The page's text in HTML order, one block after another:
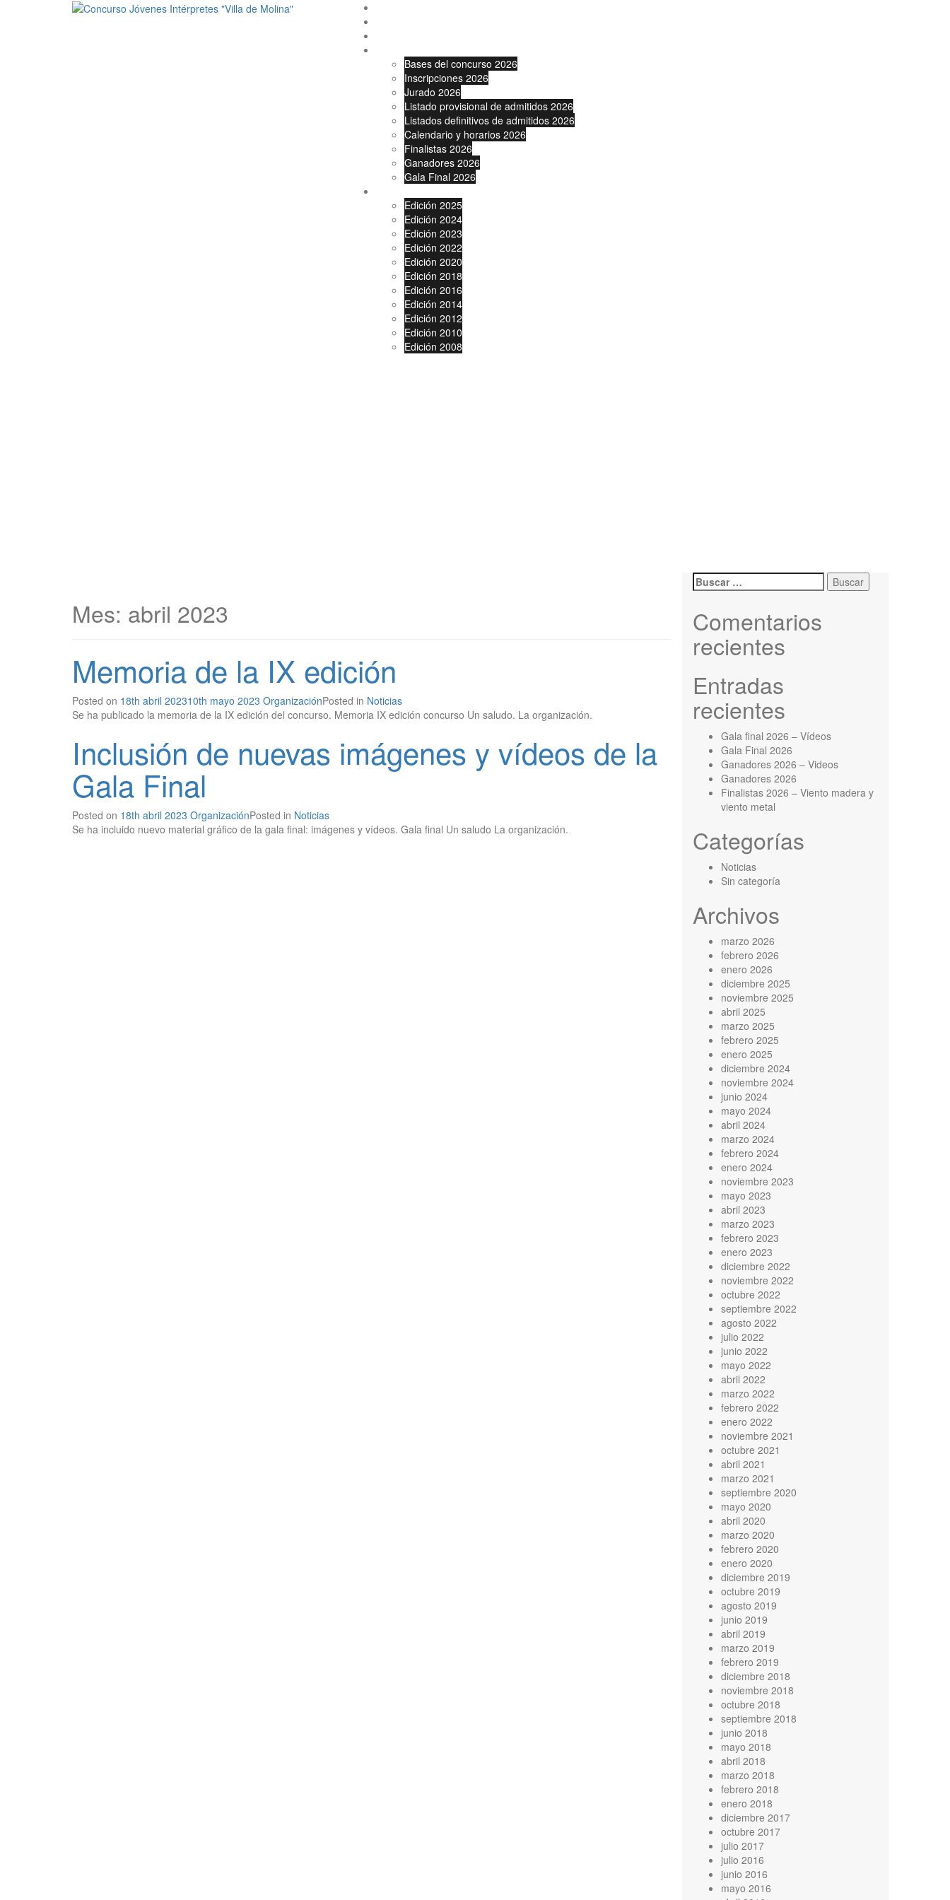
Bases del concurso 2026
Inscripciones 2026
Jurado 2026
Listado provisional de admitidos 2026
Listados definitivos de admitidos 2026
Calendario y horarios 2026
Finalistas 2026
Ganadores 2026
Gala Final 2026
Edición 2025
Edición 2024
Edición 2023
Edición 2022
Edición 2020
Edición 2018
Edición 2016
Edición 2014
Edición 2012
Edición 2010
Edición 2008
Mes: abril 2023
Memoria de la IX edición
Posted on 18th abril 202310th mayo 2023 OrganizaciónPosted in Noticias
Se ha publicado la memoria de la IX edición del concurso. Memoria IX edición concurso Un saludo. La organización.
Inclusión de nuevas imágenes y vídeos de la
Gala Final
Posted on 18th abril 2023 OrganizaciónPosted in Noticias
Se ha incluido nuevo material gráfico de la gala final: imágenes y vídeos. Gala final Un saludo La organización.
Comentarios
recientes
Entradas
recientes
Gala final 2026 – Vídeos
Gala Final 2026
Ganadores 2026 – Videos
Ganadores 2026
Finalistas 2026 – Viento madera y
viento metal
Categorías
Noticias
Sin categoría
Archivos
marzo 2026
febrero 2026
enero 2026
diciembre 2025
noviembre 2025
abril 2025
marzo 2025
febrero 2025
enero 2025
diciembre 2024
noviembre 2024
junio 2024
mayo 2024
abril 2024
marzo 2024
febrero 2024
enero 2024
noviembre 2023
mayo 2023
abril 2023
marzo 2023
febrero 2023
enero 2023
diciembre 2022
noviembre 2022
octubre 2022
septiembre 2022
agosto 2022
julio 2022
junio 2022
mayo 2022
abril 2022
marzo 2022
febrero 2022
enero 2022
noviembre 2021
octubre 2021
abril 2021
marzo 2021
septiembre 2020
mayo 2020
abril 2020
marzo 2020
febrero 2020
enero 2020
diciembre 2019
octubre 2019
agosto 2019
junio 2019
abril 2019
marzo 2019
febrero 2019
diciembre 2018
noviembre 2018
octubre 2018
septiembre 2018
junio 2018
mayo 2018
abril 2018
marzo 2018
febrero 2018
enero 2018
diciembre 2017
octubre 2017
julio 2017
julio 2016
junio 2016
mayo 2016